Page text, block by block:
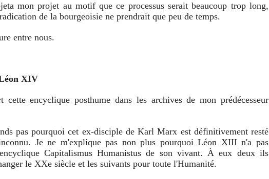
mon projet au motif que ce processus serait beaucoup trop long,
de la bourgeoisie ne prendrait que peu de temps.
entre nous.
XIV
cette encyclique posthume dans les archives de mon prédécesseur
pas pourquoi cet ex-disciple de Karl Marx est définitivement resté
Je ne m'explique pas non plus pourquoi Léon XIII n'a pas
Capitalismus Humanistus de son vivant. À eux deux ils
le XXe siècle et les suivants pour toute l'Humanité.